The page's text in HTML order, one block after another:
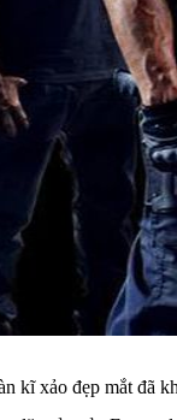
kĩ xảo đẹp mắt đã